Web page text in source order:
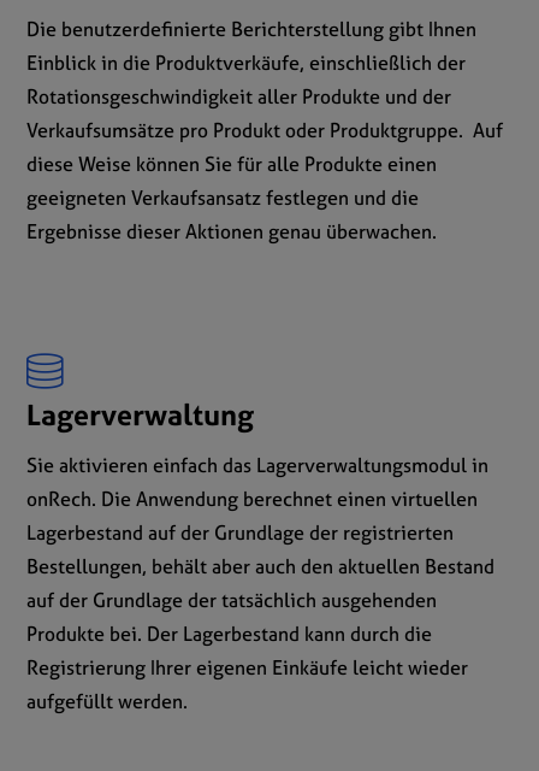
Die benutzerdefinierte Berichterstellung gibt Ihnen
Einblick in die Produktverkäufe, einschließlich der
Rotationsgeschwindigkeit aller Produkte und der
Verkaufsumsätze pro Produkt oder Produktgruppe. Auf
diese Weise können Sie für alle Produkte einen
geeigneten Verkaufsansatz festlegen und die
Ergebnisse dieser Aktionen genau überwachen.
Lagerverwaltung
Sie aktivieren einfach das Lagerverwaltungsmodul in
onRech. Die Anwendung berechnet einen virtuellen
Lagerbestand auf der Grundlage der registrierten
Bestellungen, behält aber auch den aktuellen Bestand
auf der Grundlage der tatsächlich ausgehenden
Produkte bei. Der Lagerbestand kann durch die
Registrierung Ihrer eigenen Einkäufe leicht wieder
aufgefüllt werden.